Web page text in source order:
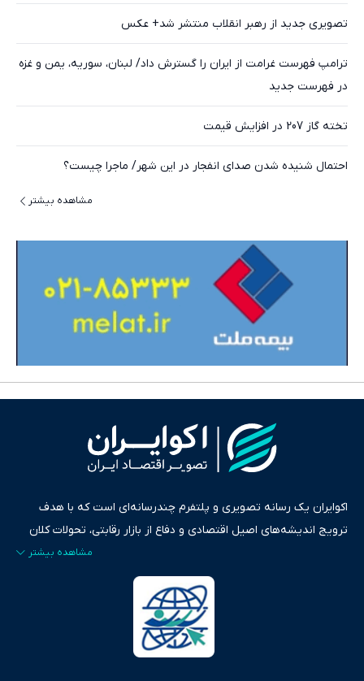
تصویری جدید از رهبر انقلاب منتشر شد+ عکس
ترامپ فهرست غرامت از ایران را گسترش داد/ لبنان، سوریه، یمن و غزه
در فهرست جدید
تخته گاز 207 در افزایش قیمت
احتمال شنیده شدن صدای انفجار در این شهر/ ماجرا چیست؟
مشاهده بیشتر
اکوایران یک رسانه تصویری و پلتفرم چندرسانه‌ای است که با هدف
ترویج اندیشه‌های اصیل اقتصادی و دفاع از بازار رقابتی، تحولات کلان
ایران و جهان را در قالب‌های ویدیو، پادکست، متن و گزارش‌های تحلیلی
پایش می‌کند. این رسانه به عنوان منبعی دقیق و قابل اعتماد، فراتر از
اطلاع‌رسانی صرف، به تبیین سیاست‌ها و کارکردهای بازارهای مالی،
سرمایه‌گذاری، تجارت و حوزه‌های نوظهور می‌پردازد. اکوایران با پایبندی
به اصول «انصاف، امانت و صداقت»، بستری برای انعکاس آراء متنوع